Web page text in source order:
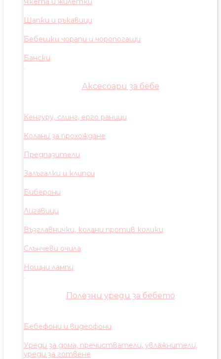
Шапки и ръкавици
Бебешки чорапи и чоропогащи
Бански
Аксесоари за бебе
Кенгуру, слинг, ерго раници
Колани за прохождане
Предпазители
Залъгалки и клипси
Биберони
Лигавици
Възглавнички, колани против колики
Слънчеви очила
Нощни лампи
Полезни уреди за бебето
Бебефони и видеофони
Уреди за дома, пречистватели, увлажнители,
уреди за готвене